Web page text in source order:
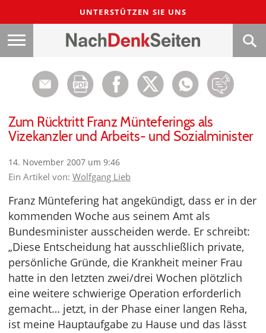
UNTERSTÜTZEN SIE UNS
Zum Rücktritt Franz Münteferings als
Vizekanzler und Arbeits- und Sozialminister
14. November 2007 um 9:46
Ein Artikel von: Wolfgang Lieb
Franz Müntefering hat angekündigt, dass er in der
kommenden Woche aus seinem Amt als
Bundesminister ausscheiden werde. Er schreibt:
„Diese Entscheidung hat ausschließlich private,
persönliche Gründe, die Krankheit meiner Frau
hatte in den letzten zwei/drei Wochen plötzlich
eine weitere schwierige Operation erforderlich
gemacht… jetzt, in der Phase einer langen Reha,
ist meine Hauptaufgabe zu Hause und das lässt